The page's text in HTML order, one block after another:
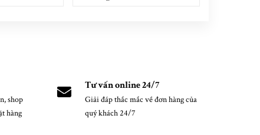
shop
hàng
Tư vấn online 24/7
Giải đáp thắc mắc về đơn hàng của
quý khách 24/7